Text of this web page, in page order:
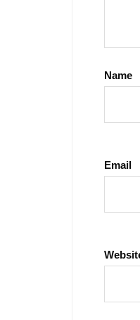
Name
Email